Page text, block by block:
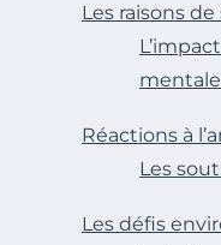
Les raisons
mentale
Réactions à
Les
Les défis